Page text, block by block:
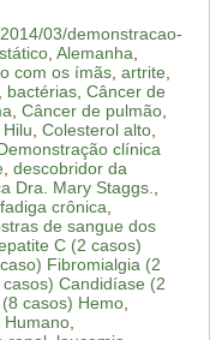
03/demonstracao-
, Alemanha,
com os ímãs, artrite,
bactérias, Câncer de
, Câncer de pulmão,
, Colesterol alto,
clínica
, descobridor da
Dra. Mary Staggs.,
fadiga crônica,
de sangue dos
C (2 casos)
Fibromialgia (2
Candidíase (2
casos) Hemo,
Humano,